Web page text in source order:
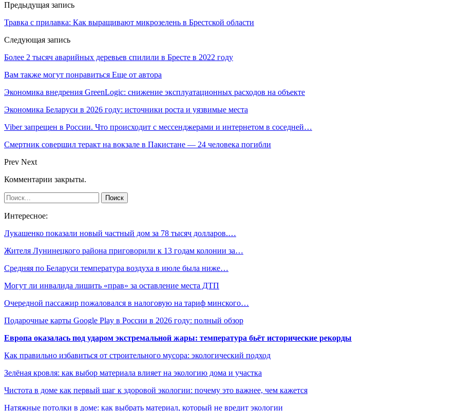
Предыдущая запись
Травка с прилавка: Как выращивают микрозелень в Брестской области
Следующая запись
Более 2 тысяч аварийных деревьев спилили в Бресте в 2022 году
Вам также могут понравиться Еще от автора
Экономика внедрения GreenLogic: снижение эксплуатационных расходов на объекте
Экономика Беларуси в 2026 году: источники роста и уязвимые места
Viber запрещен в России. Что происходит с мессенджерами и интернетом в соседней…
Смертник совершил теракт на вокзале в Пакистане — 24 человека погибли
Prev Next
Комментарии закрыты.
Интересное:
Лукашенко показали новый частный дом за 78 тысяч долларов.…
Жителя Лунинецкого района приговорили к 13 годам колонии за…
Средняя по Беларуси температура воздуха в июле была ниже…
Могут ли инвалида лишить «прав» за оставление места ДТП
Очередной пассажир пожаловался в налоговую на тариф минского…
Подарочные карты Google Play в России в 2026 году: полный обзор
Европа оказалась под ударом экстремальной жары: температура бьёт исторические рекорды
Как правильно избавиться от строительного мусора: экологический подход
Зелёная кровля: как выбор материала влияет на экологию дома и участка
Чистота в доме как первый шаг к здоровой экологии: почему это важнее, чем кажется
Натяжные потолки в доме: как выбрать материал, который не вредит экологии